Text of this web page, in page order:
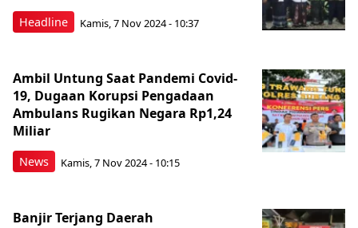
Headline Kamis, 7 Nov 2024 - 10:37
News
Ambil Untung Saat Pandemi Covid-
19, Dugaan Korupsi Pengadaan
Ambulans Rugikan Negara Rp1,24
Miliar
Kamis, 7 Nov 2024 - 10:15
Banjir Terjang Daerah